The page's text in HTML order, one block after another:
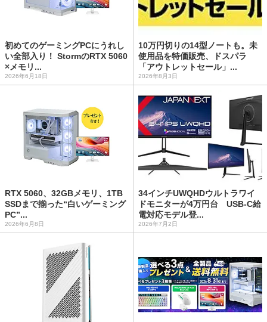
初めてのゲーミングPCにうれし
い全部入り！ StormのRTX 5060
×メモリ...
2026年6月18日
10万円切りの14型ノートも。未
使用品を特価販売、ドスパラ
「アウトレットセール」...
2026年8月3日
RTX 5060、32GBメモリ、1TB
SSDまで揃った“白いゲーミング
PC”...
2026年6月8日
34インチUWQHDウルトラワイ
ドモニターが4万円台 USB-C給
電対応モデル登...
2026年7月2日